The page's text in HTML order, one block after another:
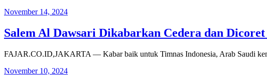
November 14, 2024
Salem Al Dawsari Dikabarkan Cedera dan
FAJAR.CO.ID,JAKARTA — Kabar baik untuk Timnas Indonesia, Arab Saudi
November 10, 2024